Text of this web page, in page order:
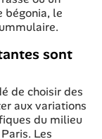
bégonia, le
sont
de choisir des
aux variations
du milieu
Les